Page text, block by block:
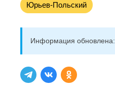
Юрьев-Польский
Информация обновлена: